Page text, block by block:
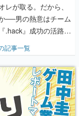
が取る。だから、
──男の熱意はチーム
.hack』成功の活路を
った【若ゲのいた
記事一覧